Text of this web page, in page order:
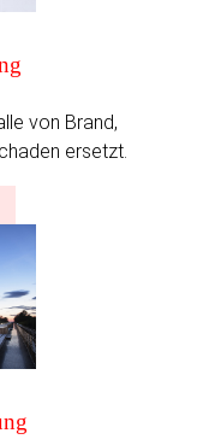
von Brand,
ersetzt.